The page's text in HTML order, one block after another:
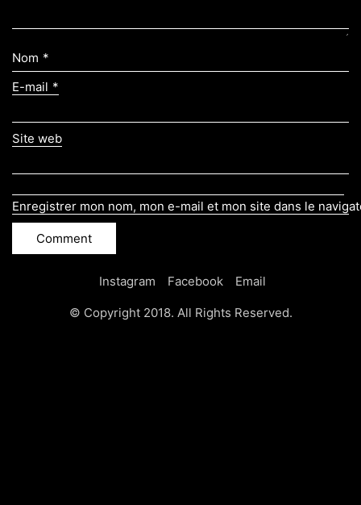
Nom *
E-mail *
Site web
Enregistrer mon nom, mon e-mail et mon site dans le
Instagram Facebook Email
© Copyright 2018. All Rights Reserved.